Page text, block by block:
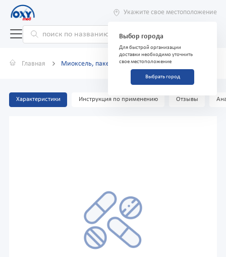
Укажите свое местоположение
Выбор города
Для быстрой организации
доставки необходимо уточнить
свое местоположение
Выбрать город
Главная Миоксель, пакетики №20
Характеристики Инструкция по применению Отзывы